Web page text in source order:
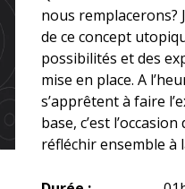
nous remplacerons?
de ce concept
possibilités et des
mise en place. A
s’apprêtent à faire
base, c’est
réfléchir ensemble à